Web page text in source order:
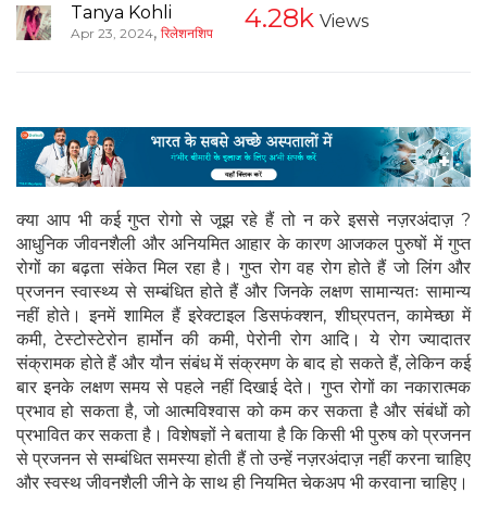
Tanya Kohli
Apr 23, 2024, रिलेशनशिप 4.28k Views
क्या आप भी कई गुप्त रोगो से जूझ रहे हैं तो न करे इससे नज़रअंदाज़ ?
आधुनिक जीवनशैली और अनियमित आहार के कारण आजकल पुरुषों में गुप्त
रोगों का बढ़ता संकेत मिल रहा है। गुप्त रोग वह रोग होते हैं जो लिंग और
प्रजनन स्वास्थ्य से सम्बंधित होते हैं और जिनके लक्षण सामान्यतः सामान्य
नहीं होते। इनमें शामिल हैं इरेक्‍टाइल डिसफंक्‍शन, शीघ्रपतन, कामेच्‍छा में
कमी, टेस्टोस्टेरोन हार्मोन की कमी, पेरोनी रोग आदि। ये रोग ज्यादातर
संक्रामक होते हैं और यौन संबंध में संक्रमण के बाद हो सकते हैं, लेकिन कई
बार इनके लक्षण समय से पहले नहीं दिखाई देते। गुप्त रोगों का नकारात्मक
प्रभाव हो सकता है, जो आत्मविश्वास को कम कर सकता है और संबंधों को
प्रभावित कर सकता है। विशेषज्ञों ने बताया है कि किसी भी पुरुष को प्रजनन
से प्रजनन से सम्बंधित समस्या होती हैं तो उन्हें नज़रअंदाज़ नहीं करना चाहिए
और स्वस्थ जीवनशैली जीने के साथ ही नियमित चेकअप भी करवाना चाहिए।